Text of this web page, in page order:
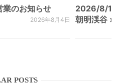
のお知らせ
2026年8月4日
2026/8/
朝明渓谷 ×
POSTS